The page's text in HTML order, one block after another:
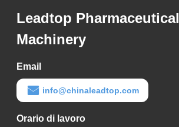
Leadtop Pharmaceutical
Machinery
Email
info@chinaleadtop.com
Orario di lavoro